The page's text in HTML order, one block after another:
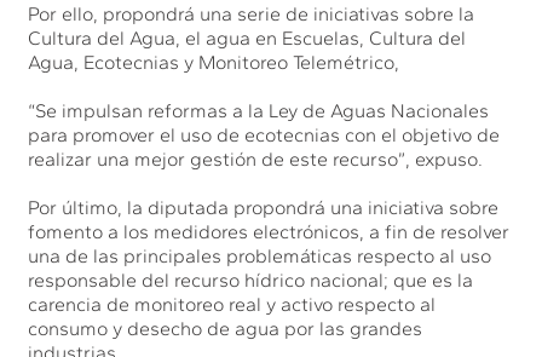
Por ello, propondrá una serie de iniciativas sobre la
Cultura del Agua, el agua en Escuelas, Cultura del
Agua, Ecotecnias y Monitoreo Telemétrico,
“Se impulsan reformas a la Ley de Aguas Nacionales
para promover el uso de ecotecnias con el objetivo de
realizar una mejor gestión de este recurso”, expuso.
Por último, la diputada propondrá una iniciativa sobre
fomento a los medidores electrónicos, a fin de resolver
una de las principales problemáticas respecto al uso
responsable del recurso hídrico nacional; que es la
carencia de monitoreo real y activo respecto al
consumo y desecho de agua por las grandes